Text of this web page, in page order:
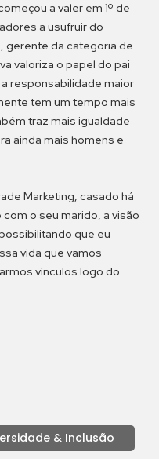
a valer em 1º de
a usufruir do
gerente da categoria de
valoriza o papel do pai
responsabilidade maior
tem um tempo mais
traz mais igualdade
ainda mais homens e
Marketing, casado há
o seu marido, a visão
que eu
vida que vamos
vínculos logo do
& Inclusão